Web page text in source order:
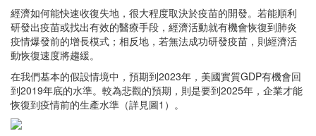
經濟如何能快速收復失地，很大程度取決於疫苗的開發。若能順利
研發出疫苗或找出有效的醫療手段，經濟活動就有機會恢復到肺炎
疫情爆發前的增長模式；相反地，若無法成功研發疫苗，則經濟活
動恢復速度將趨緩。
在我們基本的假設情境中，預期到2023年，美國實質GDP有機會回
到2019年底的水準。較為悲觀的預期，則是要到2025年，企業才能
恢復到疫情前的生產水準（詳見圖1）。